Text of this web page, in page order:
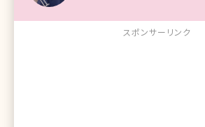
スポンサーリンク